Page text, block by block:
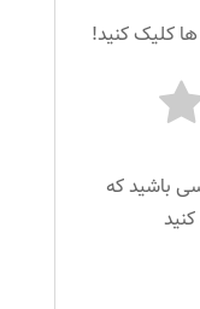
ها کلیک کنید!
باشید که